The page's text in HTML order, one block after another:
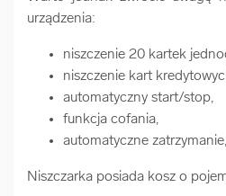
urządzenia:
niszczenie 20 kartek
niszczenie kart
automatyczny start/stop,
funkcja cofania,
automatyczne
Niszczarka posiada kosz o